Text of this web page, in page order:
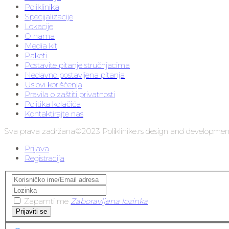
Poliklinika
Specijalizacije
Lokacije
O nama
Media kit
Paketi
Postavite pitanje stručnjacima
Nedavno postavljena pitanja
Uslovi korišćenja
Pravila o zaštiti privatnosti
Politika kolačića
Kontaktirajte nas
Sva prava zadržana©2023 Poliklinike.rs design and
Prijava
Registracija
Zapamti me Zaboravljena lozinka
Prijaviti se